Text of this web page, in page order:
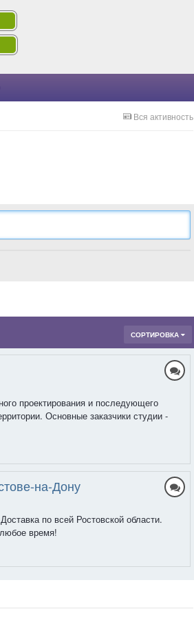
Вся активность
СОРТИРОВКА
проектирования и последующего
Основные заказчики студии -
на-Дону
по всей Ростовской области.
время!